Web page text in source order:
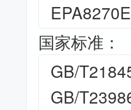
国家标准：
GB/
GB/